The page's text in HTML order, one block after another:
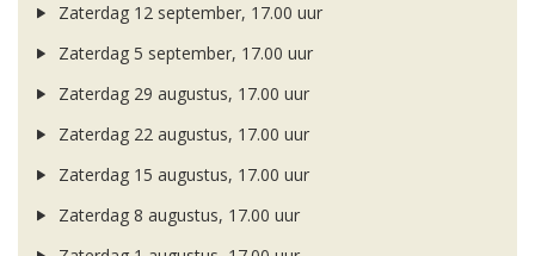
Zaterdag 12 september, 17.00 uur
Zaterdag 5 september, 17.00 uur
Zaterdag 29 augustus, 17.00 uur
Zaterdag 22 augustus, 17.00 uur
Zaterdag 15 augustus, 17.00 uur
Zaterdag 8 augustus, 17.00 uur